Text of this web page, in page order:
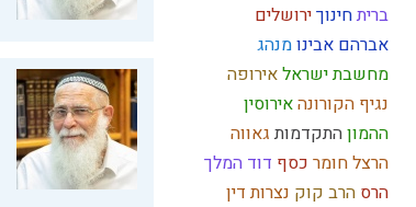
בריתחינוךירושלים
אברהם אבינומנהג
מחשבת ישראלאירופה
נגיף הקורונהאירוסין
ההמוןהתקדמותגאווה
הרצלחומר כסף דוד המלך
הרס הרב קוק נצרותדין